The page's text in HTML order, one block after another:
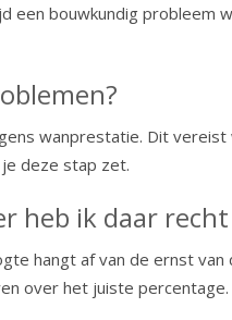
bouwkundig probleem
wanprestatie. Dit
deze stap zet.
heb ik daar recht
hangt af van de ernst
over het juiste percentage.